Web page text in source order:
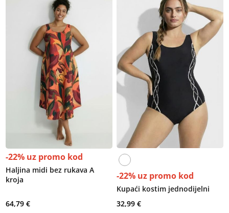
-22% uz promo kod
Haljina midi bez rukava A
kroja
64,79 €
-22% uz promo kod
Kupaći kostim jednodijelni
32,99 €